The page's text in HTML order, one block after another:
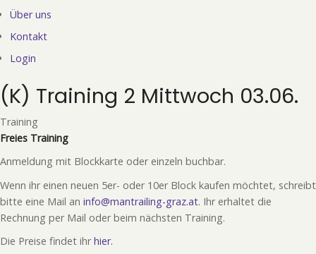
Über uns
Kontakt
Login
(K) Training 2 Mittwoch 03.06.
Training
Freies Training
Anmeldung mit Blockkarte oder einzeln buchbar.
Wenn ihr einen neuen 5er- oder 10er Block kaufen möchtet, schreibt
bitte eine Mail an info@mantrailing-graz.at. Ihr erhaltet die
Rechnung per Mail oder beim nächsten Training.
Die Preise findet ihrhier.